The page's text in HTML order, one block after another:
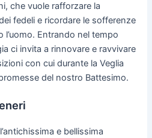
che vuole rafforzare la
fedeli e ricordare le sofferenze
l’uomo. Entrando nel tempo
ci invita a rinnovare e ravvivare
con cui durante la Veglia
del nostro Battesimo.
e bellissima